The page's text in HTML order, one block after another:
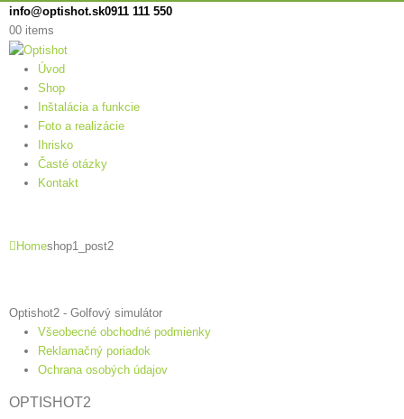
info@optishot.sk0911 111 550
00 items
Úvod
Shop
Inštalácia a funkcie
Foto a realizácie
Ihrisko
Časté otázky
Kontakt
Homeshop1_post2
Optishot2 - Golfový simulátor
Všeobecné obchodné podmienky
Reklamačný poriadok
Ochrana osobých údajov
OPTISHOT2